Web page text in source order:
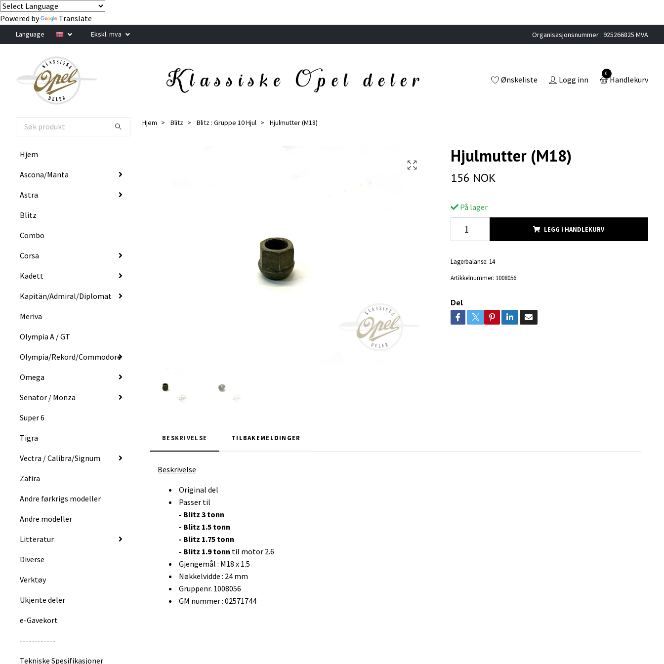
Powered by Translate
Language Ekskl. mva Organisasjonsnummer : 925266825 MVA
Ønskeliste Logg inn
0
Handlekurv
Hjem
Ascona/Manta
Astra
Blitz
Combo
Corsa
Kadett
Kapitän/Admiral/Diplomat
Meriva
Olympia A / GT
Olympia/Rekord/Commodore
Omega
Senator / Monza
Super 6
Tigra
Vectra / Calibra/Signum
Zafira
Andre førkrigs modeller
Andre modeller
Litteratur
Diverse
Verktøy
Ukjente deler
e-Gavekort
------------
Tekniske Spesifikasjoner
Hjem Blitz Blitz : Gruppe 10 Hjul Hjulmutter (M18)
Hjulmutter (M18)
156 NOK
På lager
LEGG I HANDLEKURV
Lagerbalanse: 14
Artikkelnummer: 1008056
Del
BESKRIVELSE TILBAKEMELDINGER
Beskrivelse
Original del
Passer til
- Blitz 3 tonn
- Blitz 1.5 tonn
- Blitz 1.75 tonn
- Blitz 1.9 tonn til motor 2.6
Gjengemål : M18 x 1.5
Nøkkelvidde : 24 mm
Gruppenr. 1008056
GM nummer : 02571744